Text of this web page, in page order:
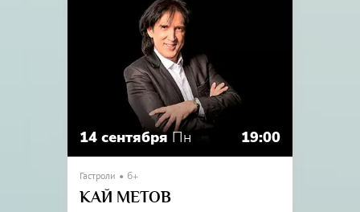
14 сентября Пн 19:00
Гастроли 6+
КАЙ МЕТОВ